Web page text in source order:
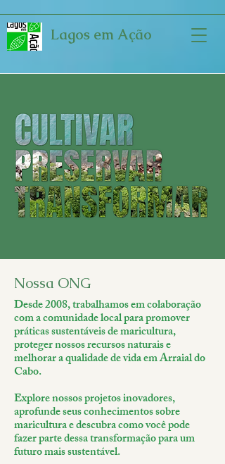
Lagos em Ação
Nossa ONG
Desde 2008, trabalhamos em colaboração
com a comunidade local para promover
práticas sustentáveis de maricultura,
proteger nossos recursos naturais e
melhorar a qualidade de vida em Arraial do
Cabo.
Explore nossos projetos inovadores,
aprofunde seus conhecimentos sobre
maricultura e descubra como você pode
fazer parte dessa transformação para um
futuro mais sustentável.